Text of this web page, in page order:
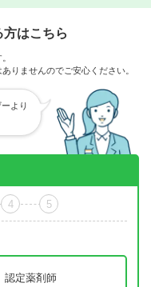
はこちら
りませんのでご安心ください。
より
4 5
認定薬剤師